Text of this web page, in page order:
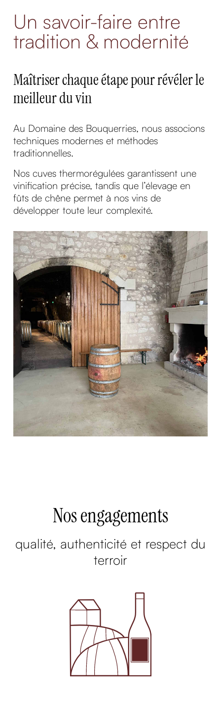
Un savoir-faire entre
tradition & modernité
Maîtriser chaque étape pour révéler le
meilleur du vin
Au Domaine des Bouquerries, nous associons
techniques modernes et méthodes
traditionnelles.
Nos cuves thermorégulées garantissent une
vinification précise, tandis que l’élevage en
fûts de chêne permet à nos vins de
développer toute leur complexité.
Nos engagements
qualité, authenticité et respect du
terroir